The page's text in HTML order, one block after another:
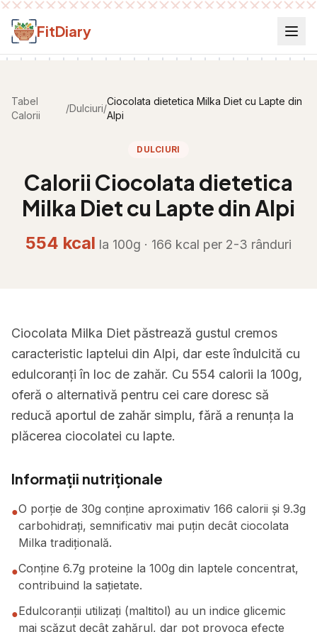
Salt la conținut
FitDiary
Tabel
Calorii
/Dulciuri/
Ciocolata dietetica Milka Diet cu Lapte din
Alpi
DULCIURI
Calorii Ciocolata dietetica
Milka Diet cu Lapte din Alpi
554 kcal la 100g · 166 kcal per 2-3 rânduri
Ciocolata Milka Diet păstrează gustul cremos
caracteristic laptelui din Alpi, dar este îndulcită cu
edulcoranți în loc de zahăr. Cu 554 calorii la 100g,
oferă o alternativă pentru cei care doresc să
reducă aportul de zahăr simplu, fără a renunța la
plăcerea ciocolatei cu lapte.
Informații nutriționale
●O porție de 30g conține aproximativ 166 calorii și 9.3g
carbohidrați, semnificativ mai puțin decât ciocolata
Milka tradițională.
●Conține 6.7g proteine la 100g din laptele concentrat,
contribuind la sațietate.
●Edulcoranții utilizați (maltitol) au un indice glicemic
mai scăzut decât zahărul, dar pot provoca efecte